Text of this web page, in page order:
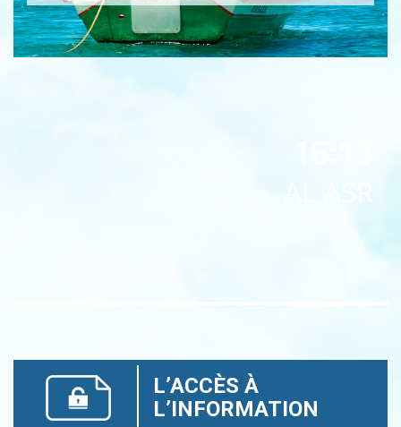
AL ASR
L’ACCÈS À
L’INFORMATION